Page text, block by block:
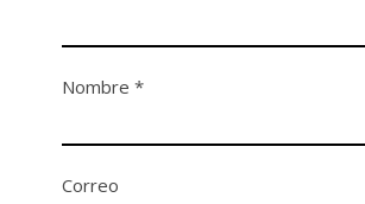
Nombre*
Correo